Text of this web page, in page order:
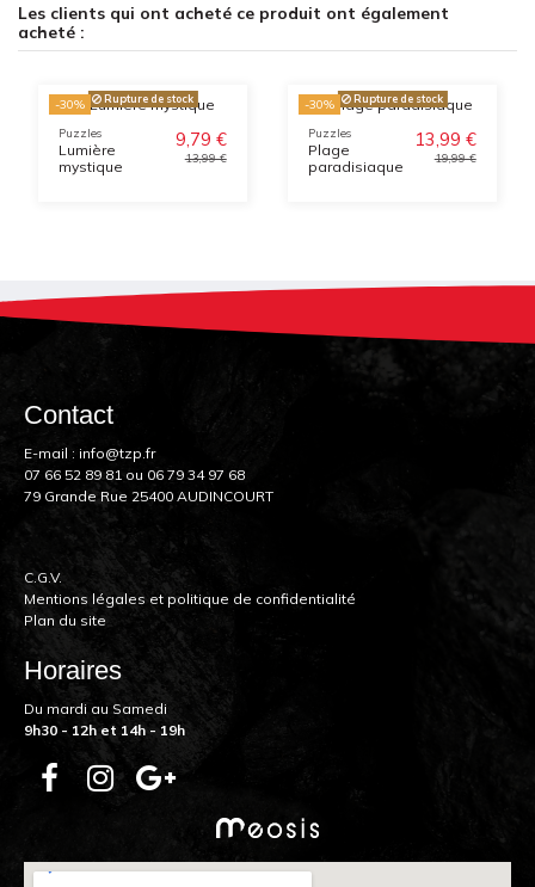
Les clients qui ont acheté ce produit ont également
acheté :
-30% Rupture de stock
Puzzles
Lumière
mystique
9,79 €
13,99 €
-30% Rupture de stock
Puzzles
Plage
paradisiaque
13,99 €
19,99 €
Contact
E-mail : info@tzp.fr
07 66 52 89 81 ou 06 79 34 97 68
79 Grande Rue 25400 AUDINCOURT
C.G.V.
Mentions légales et politique de confidentialité
Plan du site
Horaires
Du mardi au Samedi
9h30 - 12h et 14h - 19h